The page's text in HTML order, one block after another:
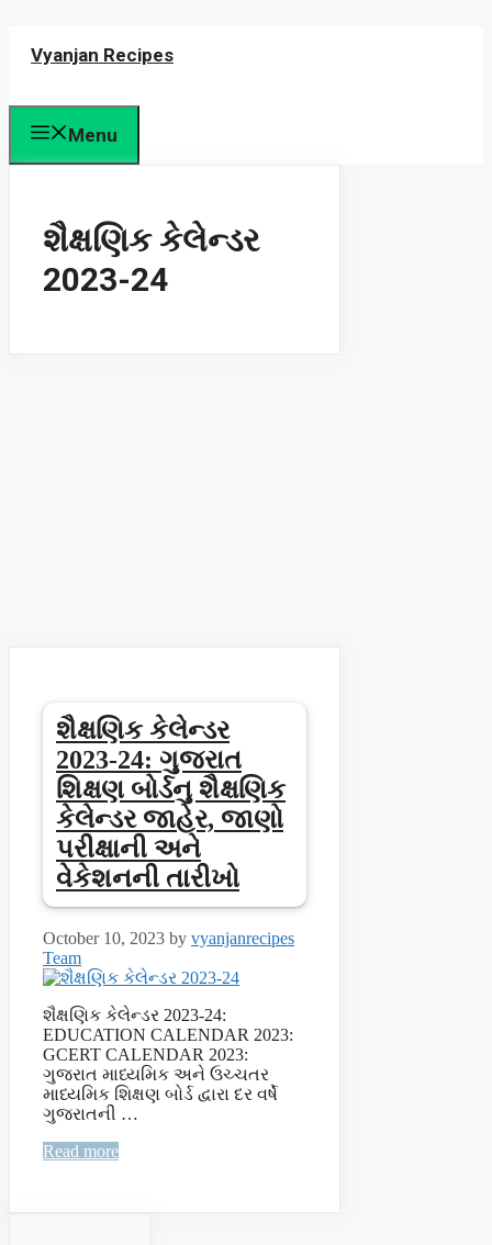
Vyanjan Recipes
Menu
શૈક્ષણિક કેલેન્ડર
2023-24
શૈક્ષણિક કેલેન્ડર
2023-24: ગુજરાત
શિક્ષણ બોર્ડનુ શૈક્ષણિક
કેલેન્ડર જાહેર, જાણો
પરીક્ષાની અને
વેકેશનની તારીખો
October 10, 2023 by vyanjanrecipes
Team
શૈક્ષણિક કેલેન્ડર 2023-24:
EDUCATION CALENDAR 2023:
GCERT CALENDAR 2023:
ગુજરાત માધ્યમિક અને ઉચ્ચતર
માધ્યમિક શિક્ષણ બોર્ડ દ્વારા દર વર્ષે
ગુજરાતની …
Read more